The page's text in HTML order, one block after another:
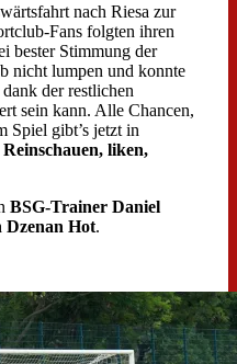
nach Riesa zur
Fans folgten ihren
bester Stimmung der
nicht lumpen und konnte
der restlichen
sein kann. Alle Chancen,
Spiel gibt’s jetzt in
Reinschauen, liken,
BSG-Trainer Daniel
Dzenan Hot.